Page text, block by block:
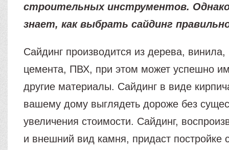
строительных инструментов.
знает, как выбрать сайдинг
Сайдинг производится из дерева,
цемента, ПВХ, при этом может успешно
другие материалы. Сайдинг в виде
вашему дому выглядеть дороже без
увеличения стоимости. Сайдинг,
и внешний вид камня, придаст постройке